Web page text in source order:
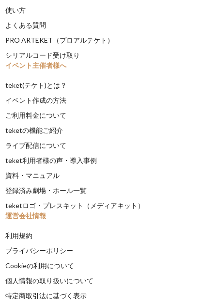
使い方
よくある質問
PRO ARTEKET（プロアルテケト）
シリアルコード受け取り
イベント主催者様へ
teket(テケト)とは？
イベント作成の方法
ご利用料金について
teketの機能ご紹介
ライブ配信について
teket利用者様の声・導入事例
資料・マニュアル
登録済み劇場・ホール一覧
teketロゴ・プレスキット（メディアキット）
運営会社情報
利用規約
プライバシーポリシー
Cookieの利用について
個人情報の取り扱いについて
特定商取引法に基づく表示